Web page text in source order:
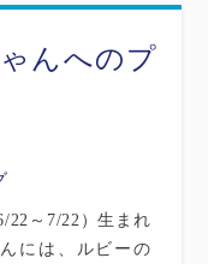
んへのプ
22～7/22）生まれ
には、ルビーの